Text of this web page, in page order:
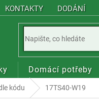
KONTAKTY DODÁNÍ
Domácí potřeby
kódu 17TS40-W19